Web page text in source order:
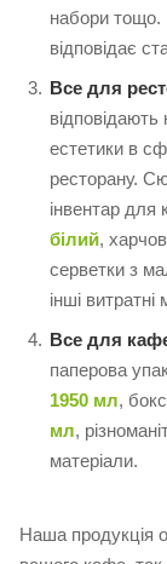
набори тощо.
відповідає
Все для
естетики в
ресторану.
інвентар для
білий,
серветки з
інші витратні
Все для
паперова
1950 мл,
мл,
матеріали.
Наша продукція